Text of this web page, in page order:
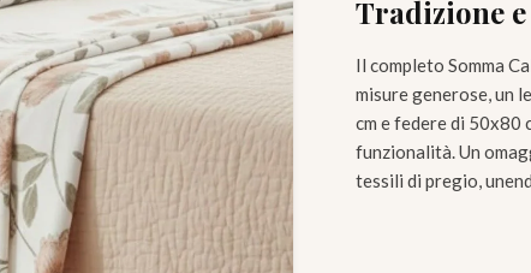
Tradizione
Il completo Somma
misure generose, un
cm e federe di 50x80
funzionalità. Un
tessili di pregio,